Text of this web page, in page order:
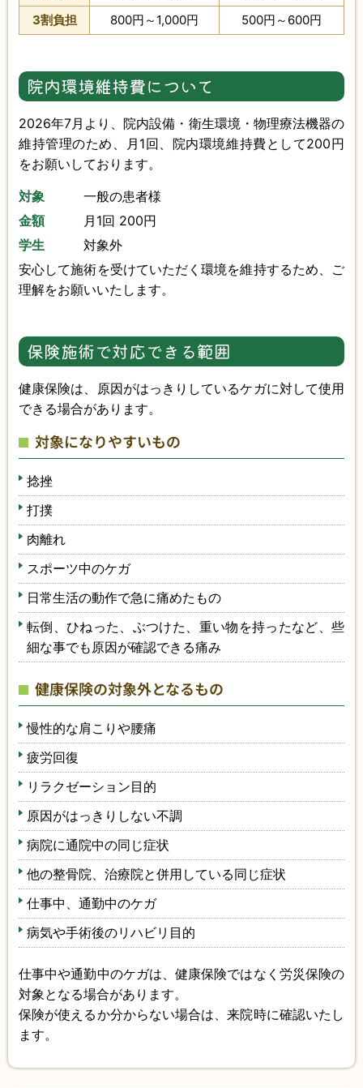
3割負担
800円～1,000円 500円～600円
院内環境維持費について
2026年7月より、院内設備・衛生環境・物理療法機器の
維持管理のため、月1回、院内環境維持費として200円
をお願いしております。
対象
一般の患者様
金額
月1回 200円
学生
対象外
安心して施術を受けていただく環境を維持するため、ご
理解をお願いいたします。
保険施術で対応できる範囲
健康保険は、原因がはっきりしているケガに対して使用
できる場合があります。
対象になりやすいもの
捻挫
打撲
肉離れ
スポーツ中のケガ
日常生活の動作で急に痛めたもの
転倒、ひねった、ぶつけた、重い物を持ったなど、些
細な事でも原因が確認できる痛み
健康保険の対象外となるもの
慢性的な肩こりや腰痛
疲労回復
リラクゼーション目的
原因がはっきりしない不調
病院に通院中の同じ症状
他の整骨院、治療院と併用している同じ症状
仕事中、通勤中のケガ
病気や手術後のリハビリ目的
仕事中や通勤中のケガは、健康保険ではなく労災保険の
対象となる場合があります。
保険が使えるか分からない場合は、来院時に確認いたし
ます。